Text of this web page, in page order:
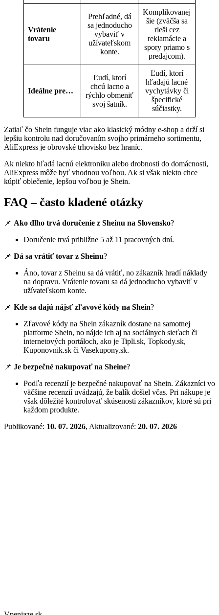
Vrátenie
tovaru
Prehľadné, dá
sa jednoducho
vybaviť v
užívateľskom
konte.
Komplikovanej
šie (zväčša sa
rieši cez
reklamácie a
spory priamo s
predajcom).
Ideálne pre…
Ľudí, ktorí
chcú lacno a
rýchlo obmeniť
svoj šatník.
Ľudí, ktorí
hľadajú lacné
vychytávky či
špecifické
súčiastky.
Zatiaľ čo Shein funguje viac ako klasický módny e-shop a drží si
lepšiu kontrolu nad doručovaním svojho primárneho sortimentu,
AliExpress je obrovské trhovisko bez hraníc.
Ak niekto hľadá lacnú elektroniku alebo drobnosti do domácnosti,
AliExpress môže byť vhodnou voľbou. Ak si však niekto chce
kúpiť oblečenie, lepšou voľbou je Shein.
FAQ – často kladené otázky
📌 Ako dlho trvá doručenie z Sheinu na Slovensko?
Doručenie trvá približne 5 až 11 pracovných dní.
📌 Dá sa vrátiť tovar z Sheinu?
Áno, tovar z Sheinu sa dá vrátiť, no zákazník hradí náklady
na dopravu. Vrátenie tovaru sa dá jednoducho vybaviť v
užívateľskom konte.
📌 Kde sa dajú nájsť zľavové kódy na Shein?
Zľavové kódy na Shein zákazník dostane na samotnej
platforme Shein, no nájde ich aj na sociálnych sieťach či
internetových portáloch, ako je Tipli.sk, Topkody.sk,
Kuponovnik.sk či Vasekupony.sk.
📌 Je bezpečné nakupovať na Sheine?
Podľa recenzií je bezpečné nakupovať na Shein. Zákazníci vo
väčšine recenzií uvádzajú, že balík došiel včas. Pri nákupe je
však dôležité kontrolovať skúsenosti zákazníkov, ktoré sú pri
každom produkte.
Publikované: 10. 07. 2026, Aktualizované: 20. 07. 2026